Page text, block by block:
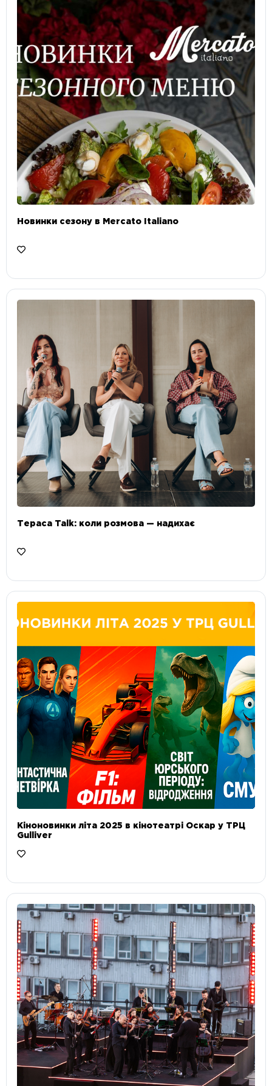
Новинки сезону в Mercato Italiano
Тераса Talk: коли розмова — надихає
Кіноновинки літа 2025 в кінотеатрі Оскар у ТРЦ
Gulliver